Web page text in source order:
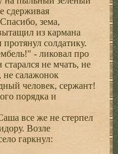
сдерживая
зема,
из кармана
солдатику.
- ликовал про
не мчать, не
не салажонок
человек, сержант!
порядка и
все же не стерпел
Возле
гаркнул: